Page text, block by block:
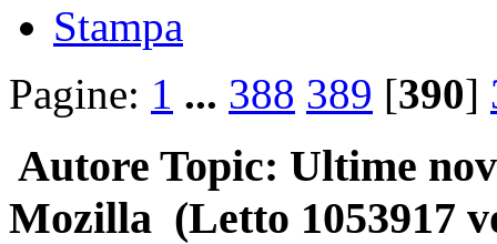
Stampa
Pagine: 1 ... 388 389 [390]
Autore Topic: Ultime
Mozilla (Letto 1053917